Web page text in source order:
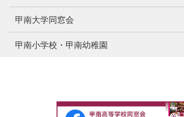
甲南大学同窓会
甲南小学校・甲南幼稚園